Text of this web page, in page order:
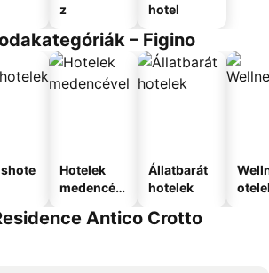
z
hotel
– Figino
Hotelek
medencév
Állatbarát
hotelek
Antico Crotto